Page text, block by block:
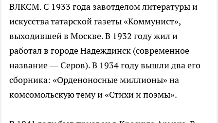
ВЛКСМ. С 1933 года завотделом литературы и
искусства татарской газеты «Коммунист»,
выходившей в Москве. В 1932 году жил и
работал в городе Надеждинск (современное
название — Серов). В 1934 году вышли два его
сборника: «Орденоносные миллионы» на
комсомольскую тему и «Стихи и поэмы».